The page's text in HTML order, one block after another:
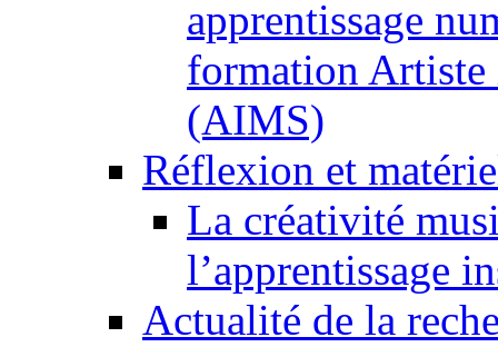
apprentissage
formation Artiste
(AIMS)
Réflexion et
La créativité
l’apprentissage
Actualité de la